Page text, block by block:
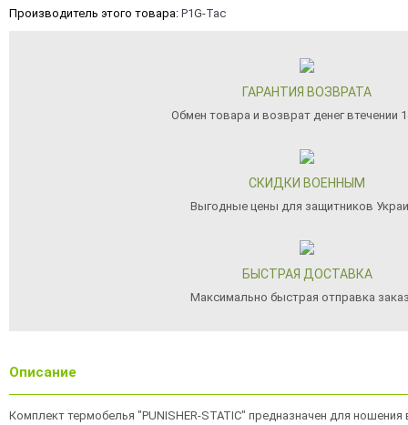
Производитель этого товара: P1G-Tac
ГАРАНТИЯ ВОЗВРАТА
Обмен товара и возврат денег втечении
СКИДКИ ВОЕННЫМ
Выгодные цены для защитников
БЫСТРАЯ ДОСТАВКА
Максимально быстрая отправка
Описание
Комплект термобелья "PUNISHER-STATIC" предназначен для ношения